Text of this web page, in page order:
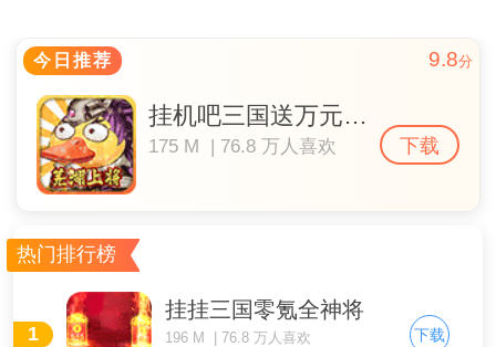
今日推荐 9.8分
挂机吧三国送万元真充
175 M | 76.8 万人喜欢 下载
热门排行榜
1
挂挂三国零氪全神将
196 M | 76.8 万人喜欢 下载